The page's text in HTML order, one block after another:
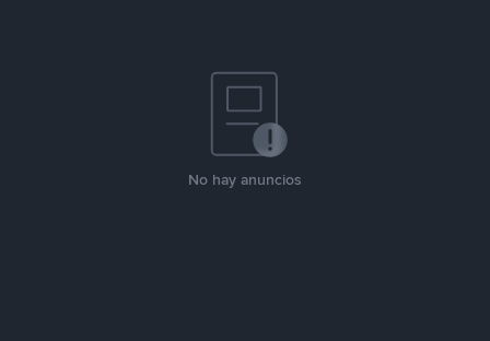
No hay anuncios